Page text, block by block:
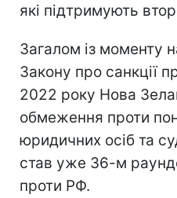
які підтримують
Загалом із моменту
Закону про санкції
2022 року Нова
обмеження проти
юридичних осіб та
став уже 36-м
проти РФ.